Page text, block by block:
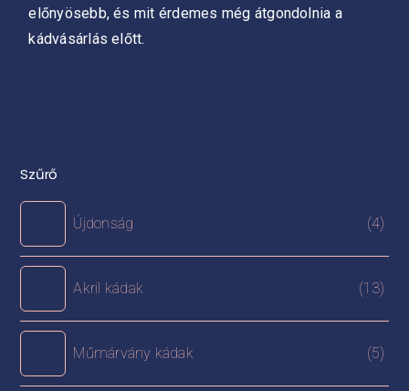
előnyösebb, és mit érdemes még átgondolnia a
kádvásárlás előtt.
Szűrő
Újdonság (4)
Akril kádak (13)
Műmárvány kádak (5)